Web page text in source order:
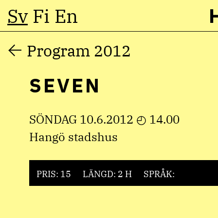
Hoppa
innehåll
Sv Fi En
Program 2012
SEVEN
SÖNDAG 10.6.2012 ◴ 14.00
Hangö stadshus
PRIS: 15 LÄNGD: 2 H SPRÅK: